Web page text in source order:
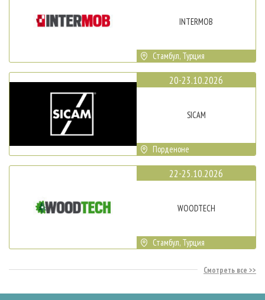
INTERMOB
Стамбул, Турция
20-23.10.2026
SICAM
Порденоне
22-25.10.2026
WOODTECH
Стамбул, Турция
Смотреть все